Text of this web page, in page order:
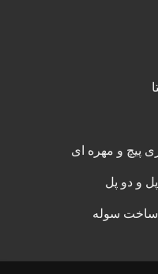
پیچ و مهره‌ ای
و دو پل
ساخت سوله